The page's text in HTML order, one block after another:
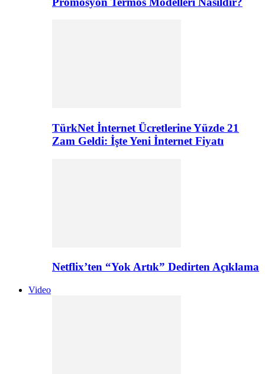
TürkNet İnternet Ücretlerine Yüzde 21
Zam Geldi: İşte Yeni İnternet Fiyatı
Netflix’ten “Yok Artık” Dedirten Açıklama
Video